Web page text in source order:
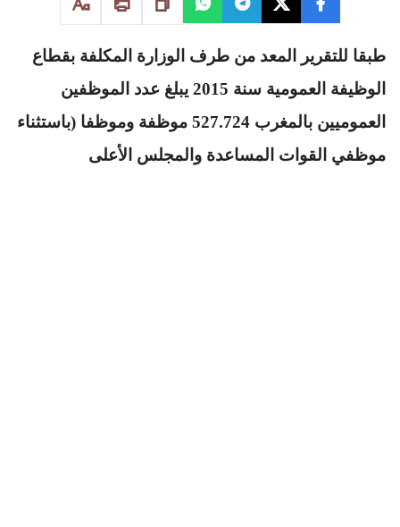
طبقا للتقرير المعد من طرف الوزارة المكلفة بقطاع
الوظيفة العمومية سنة 2015 يبلغ عدد الموظفين
العموميين بالمغرب 527.724 موظفة وموظفا (باستثناء
موظفي القوات المساعدة والمجلس الأعلى